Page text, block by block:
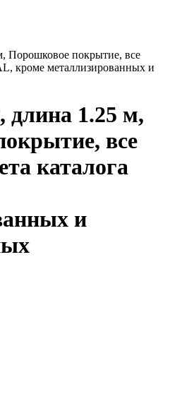
Порошковое покрытие, все
кроме металлизированных и
длина 1.25 м,
все
каталога
и